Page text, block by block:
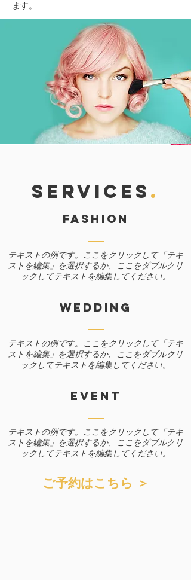
ます。
SERVICES .
Fashion
テキストの例です。ここをクリックして「テキ
ストを編集」を選択するか、ここをダブルクリ
ックしてテキストを編集してください。
WEDDING
テキストの例です。ここをクリックして「テキ
ストを編集」を選択するか、ここをダブルクリ
ックしてテキストを編集してください。
EVENT
テキストの例です。ここをクリックして「テキ
ストを編集」を選択するか、ここをダブルクリ
ックしてテキストを編集してください。
ご予約はこちら ＞